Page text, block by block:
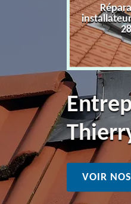
28
VOIR